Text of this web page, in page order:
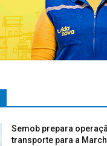
Semob prepara
transporte para a